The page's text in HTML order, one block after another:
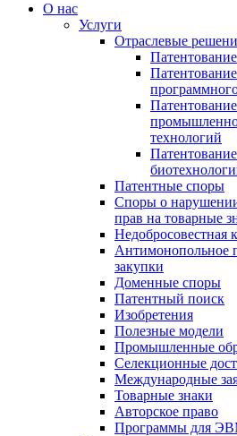
О нас
Услуги
Отраслевые
технологий
Патентные споры
Споры о
прав на товарные
Недобросовестная
Антимонопольное
закупки
Доменные споры
Патентный поиск
Изобретения
Полезные модели
Промышленные
Селекционные
Международные
Товарные знаки
Авторское право
Программы для